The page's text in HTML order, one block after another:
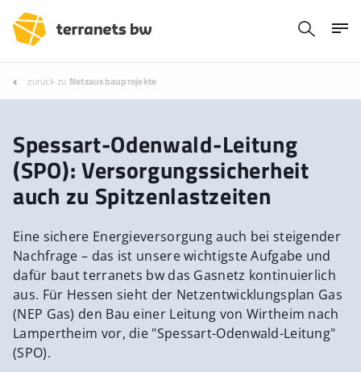
zurück zu Netzausbauprojekte
Spessart-Odenwald-Leitung
(SPO): Versorgungssicherheit
auch zu Spitzenlastzeiten
Eine sichere Energieversorgung auch bei steigender
Nachfrage – das ist unsere wichtigste Aufgabe und
dafür baut terranets bw das Gasnetz kontinuierlich
aus. Für Hessen sieht der Netzentwicklungsplan Gas
(NEP Gas) den Bau einer Leitung von Wirtheim nach
Lampertheim vor, die "Spessart-Odenwald-Leitung"
(SPO).